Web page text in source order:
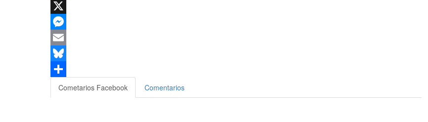
WhatsApp
X
Messenger
Email
Bluesky
Compartir
Cometarios Facebook Comentarios